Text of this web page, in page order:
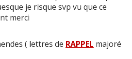
avec joint à 1400 km -
par moment donc nissan
je risque svp vu que ce
merci
( lettres de RAPPEL majoré